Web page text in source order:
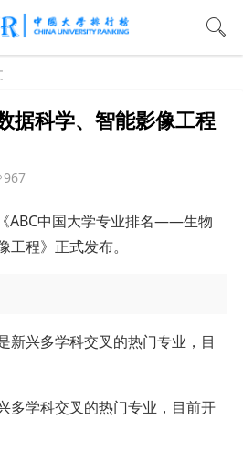
据科学、智能影像工程
967
ABC中国大学专业排名——生物
程》正式发布。
新兴多学科交叉的热门专业，目
多学科交叉的热门专业，目前开